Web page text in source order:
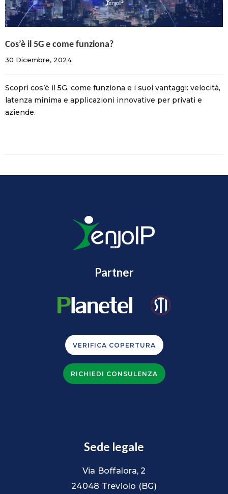
Cos’è il 5G e come funziona?
30 Dicembre, 2024
Scopri cos’è il 5G, come funziona e i suoi vantaggi: velocità,
latenza minima e applicazioni innovative per privati e
aziende.
Partner
VERIFICA COPERTURA
RICHIEDI CONSULENZA
Sede legale
Via Boffalora, 2
24048 Treviolo (BG)